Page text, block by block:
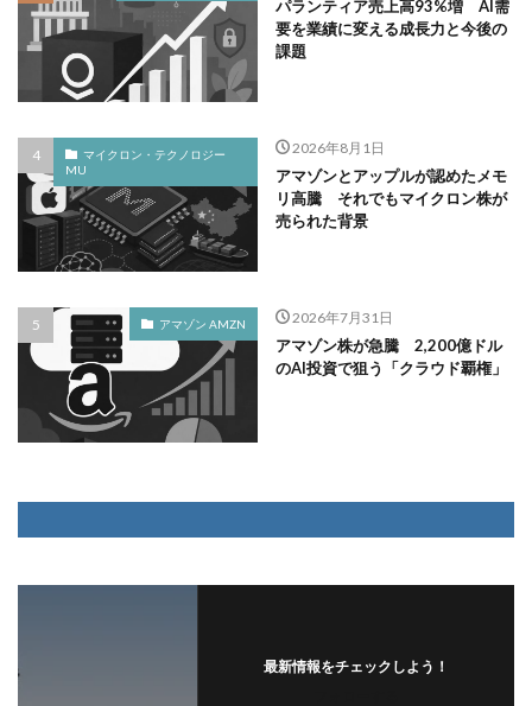
パランティア売上高93%増 AI需
要を業績に変える成長力と今後の
課題
マイクロン・テクノロジー
MU
2026年8月1日
アマゾンとアップルが認めたメモ
リ高騰 それでもマイクロン株が
売られた背景
アマゾン AMZN 2026年7月31日
アマゾン株が急騰 2,200億ドル
のAI投資で狙う「クラウド覇権」
最新情報をチェックしよう！